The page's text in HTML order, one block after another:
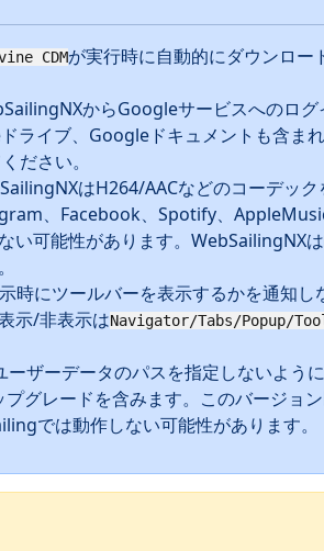
CDMが実行時に自動的にダウンロー
からGoogleサービスへのログ
ライブ、Googleドキュメントも含ま
ださい。
はH264/AACなどのコーデッ
、Facebook、Spotify、
い可能性があります。WebSailingNXは
時にツールバーを表示するかを通知し
示/非表示はNavigator/Tabs/Popup/
ザーデータのパスを指定しないように
グレードを含みます。このバージョ
では動作しない可能性があります。